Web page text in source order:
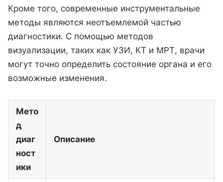
Кроме того, современные инструментальные
методы являются неотъемлемой частью
диагностики. С помощью методов
визуализации, таких как УЗИ, КТ и МРТ, врачи
могут точно определить состояние органа и его
возможные изменения.
Мето
д
диаг
ност
ики
Описание